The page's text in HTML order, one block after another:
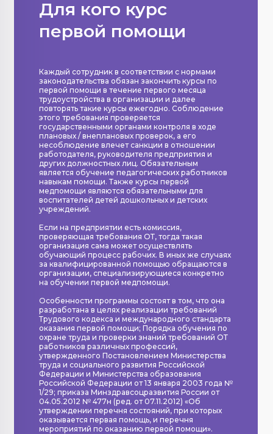
Для кого курс
первой помощи
Каждый сотрудник в соответствии с нормами
законодательства обязан закончить курсы по
первой помощи в течение первого месяца
трудоустройства в организации и далее
повторять такие курсы ежегодно. Соблюдение
этого требования проверяется
государственными органами контроля в ходе
плановых / внеплановых проверок, а его
несоблюдение влечет санкции в отношении
работодателя, руководителя предприятия и
других должностных лиц. Обязательным
является обучение педагогических работников
навыкам помощи. Также курсы первой
медпомощи являются обязательными для
воспитателей детей дошкольных и детских
учреждений.
Если на предприятии есть комиссия,
проверяющая требования ОТ, тогда такая
организация сама может осуществлять
обучающий процесс рабочих. В иных же случаях
за квалифицированной помощью обращаются в
организации, специализирующиеся конкретно
на обучении первой медпомощи.
Особенности программы состоят в том, что она
разработана в целях реализации требований
Трудового кодекса и международного стандарта
оказания первой помощи; Порядка обучения по
охране труда и проверки знаний требований ОТ
работников различных профессий,
утвержденного Постановлением Министерства
труда и социального развития Российской
Федерации и Министерства образования
Российской Федерации от 13 января 2003 года №
1/29; приказа Минздравсоцразвития России от
04.05.2012 № 477н (ред. от 07.11.2012) «Об
утверждении перечня состояний, при которых
оказывается первая помощь, и перечня
мероприятий по оказанию первой помощи».